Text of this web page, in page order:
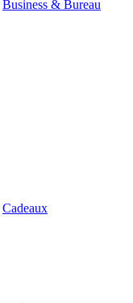
Business & Bureau
Cadeaux